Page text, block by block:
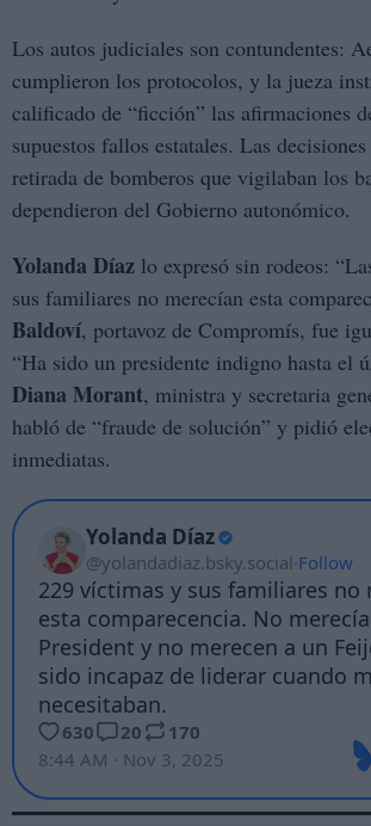
Los autos judiciales son contundentes:
cumplieron los protocolos, y la jueza
calificado de “ficción” las afirmaciones
supuestos fallos estatales. Las
retirada de bomberos que vigilaban los
dependieron del Gobierno autonómico.
Yolanda Díaz lo expresó sin rodeos:
sus familiares no merecían esta
Baldoví, portavoz de Compromís, fue
“Ha sido un presidente indigno hasta el
Diana Morant, ministra y secretaria
habló de “fraude de solución” y pidió
inmediatas.